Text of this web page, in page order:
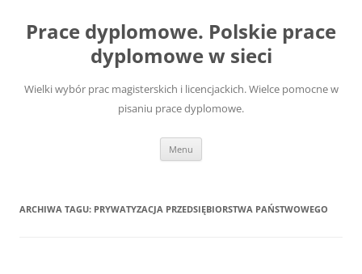
treści
Prace dyplomowe. Polskie prace
dyplomowe w sieci
Wielki wybór prac magisterskich i licencjackich. Wielce pomocne w
pisaniu prace dyplomowe.
Menu
ARCHIWA TAGU: PRYWATYZACJA PRZEDSIĘBIORSTWA PAŃSTWOWEGO